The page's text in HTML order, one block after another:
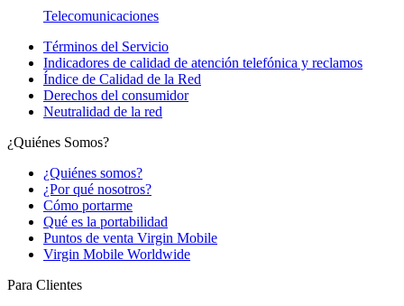
Telecomunicaciones
Términos del Servicio
Indicadores de calidad de atención telefónica y reclamos
Índice de Calidad de la Red
Derechos del consumidor
Neutralidad de la red
¿Quiénes Somos?
¿Quiénes somos?
¿Por qué nosotros?
Cómo portarme
Qué es la portabilidad
Puntos de venta Virgin Mobile
Virgin Mobile Worldwide
Para Clientes